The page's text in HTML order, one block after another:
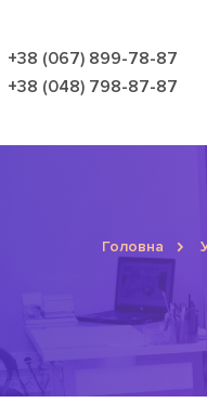
+38 (067) 899-78-87
+38 (048) 798-87-87
Головна